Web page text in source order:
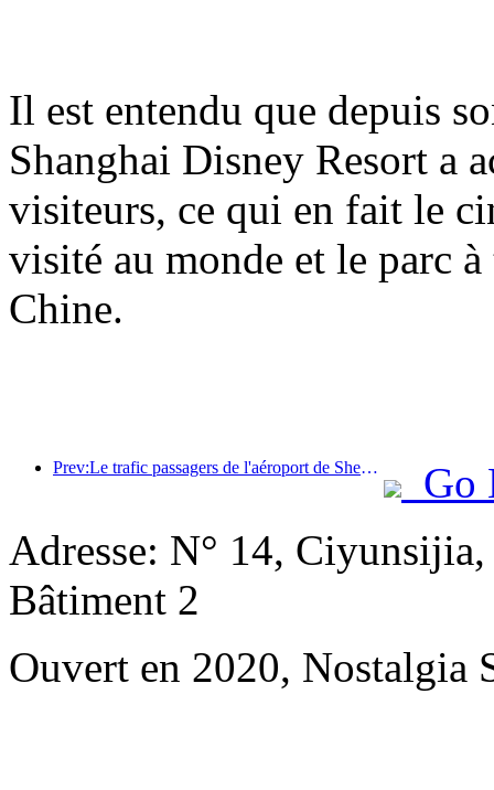
Il est entendu que depuis
Shanghai Disney Resort a
visiteurs, ce qui en fait le
visité au monde et le parc
Chine.
Prev:Le trafic passagers de l'aéroport de Shenzhen a dépassé les 3 millions cette année, établissant un nouveau record pour la même période.
Go
Adresse: N° 14,
Bâtiment 2
Ouvert en 2020, Nostalgia